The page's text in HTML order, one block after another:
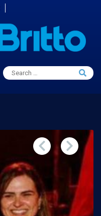
Search
for:
Search